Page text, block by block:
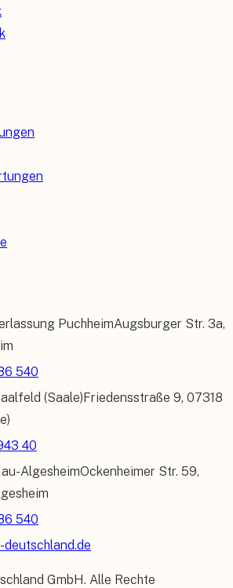
PuchheimAugsburger Str. 3a,
540
(Saale)Friedensstraße 9, 07318
40
AlgesheimOckenheimer Str. 59,
540
deutschland.de
GmbH. Alle Rechte